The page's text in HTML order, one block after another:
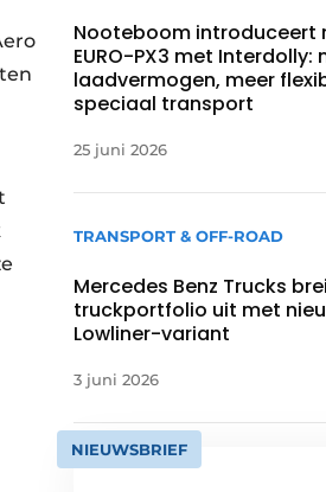
Nooteboom introduceert
EURO-PX3 met Interdolly:
laadvermogen, meer
speciaal transport
25 juni 2026
TRANSPORT & OFF-ROAD
Mercedes Benz Trucks
truckportfolio uit met
Lowliner-variant
3 juni 2026
NIEUWSBRIEF